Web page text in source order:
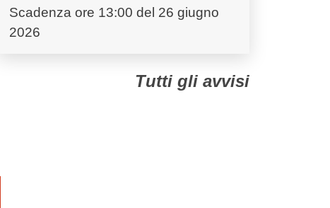
Scadenza ore 13:00 del 26 giugno
2026
Tutti gli avvisi